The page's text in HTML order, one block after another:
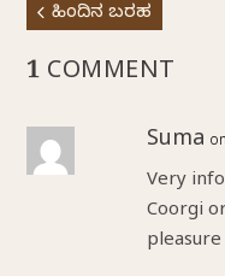
ಹಿಂದಿನ ಬರಹ
1 COMMENT
Suma
Very
Coorgi